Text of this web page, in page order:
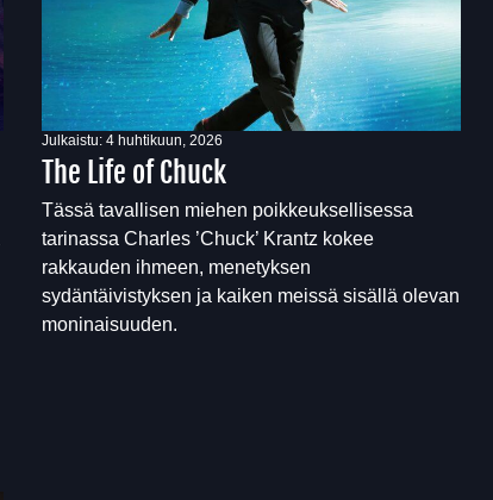
Julkaistu: 4 huhtikuun, 2026
The Life of Chuck
Tässä tavallisen miehen poikkeuksellisessa
tarinassa Charles ’Chuck’ Krantz kokee
rakkauden ihmeen, menetyksen
sydäntäivistyksen ja kaiken meissä sisällä olevan
moninaisuuden.